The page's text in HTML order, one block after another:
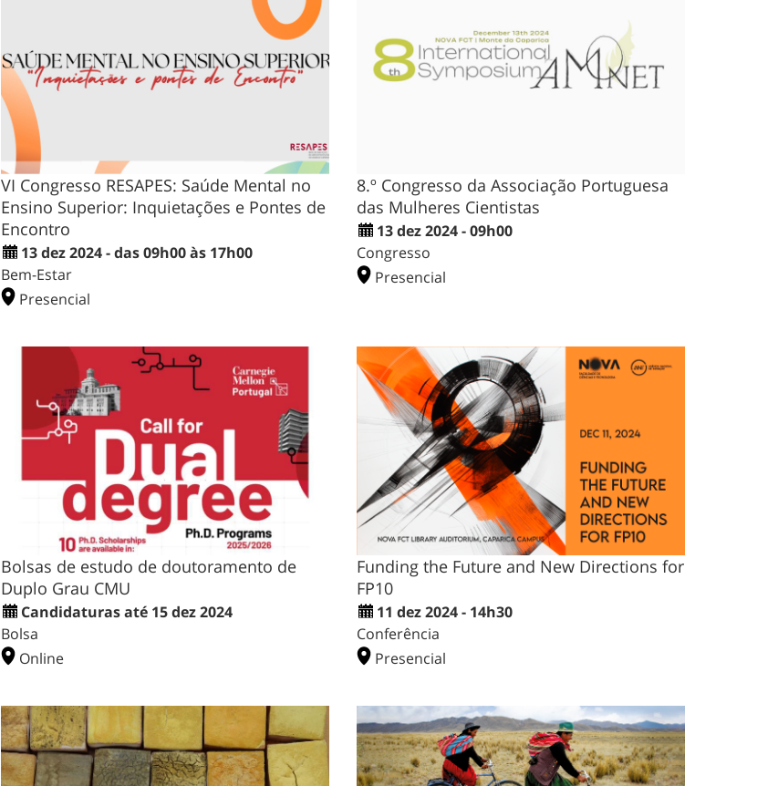
VI Congresso RESAPES: Saúde Mental no
Ensino Superior: Inquietações e Pontes de
Encontro
13 dez 2024 - das 09h00 às 17h00
Bem-Estar
Presencial
8.º Congresso da Associação Portuguesa
das Mulheres Cientistas
13 dez 2024 - 09h00
Congresso
Presencial
Bolsas de estudo de doutoramento de
Duplo Grau CMU
Candidaturas até 15 dez 2024
Bolsa
Online
Funding the Future and New Directions for
FP10
11 dez 2024 - 14h30
Conferência
Presencial